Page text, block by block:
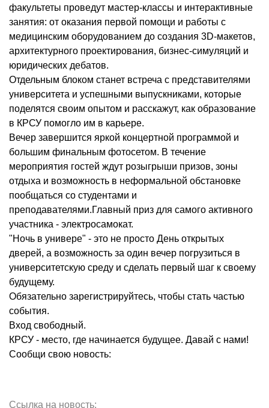
факультеты проведут мастер-классы и интерактивные
занятия: от оказания первой помощи и работы с
медицинским оборудованием до создания 3D-макетов,
архитектурного проектирования, бизнес-симуляций и
юридических дебатов.
Отдельным блоком станет встреча с представителями
университета и успешными выпускниками, которые
поделятся своим опытом и расскажут, как образование
в КРСУ помогло им в карьере.
Вечер завершится яркой концертной программой и
большим финальным фотосетом. В течение
мероприятия гостей ждут розыгрыши призов, зоны
отдыха и возможность в неформальной обстановке
пообщаться со студентами и
преподавателями.Главный приз для самого активного
участника - электросамокат.
"Ночь в универе" - это не просто День открытых
дверей, а возможность за один вечер погрузиться в
университетскую среду и сделать первый шаг к своему
будущему.
Обязательно зарегистрируйтесь, чтобы стать частью
события.
Вход свободный.
КРСУ - место, где начинается будущее. Давай с нами!
Сообщи свою новость:
Ссылка на новость: